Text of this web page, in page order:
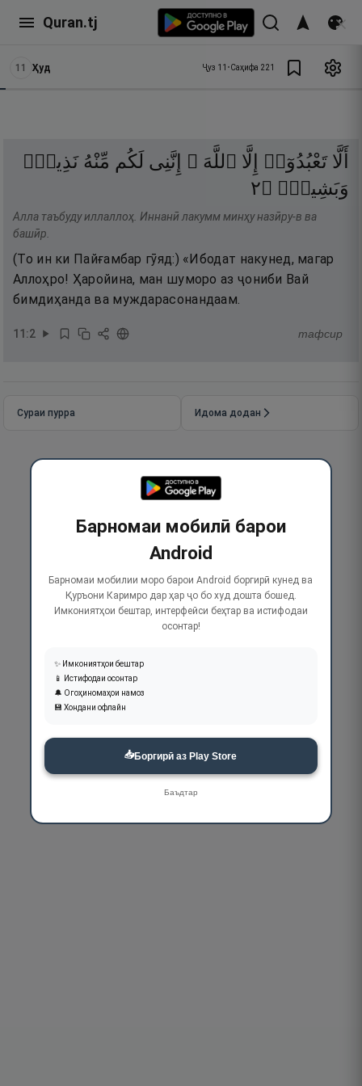
Quran.tj
11 Ҳуд Ҷуз 11 •Саҳифа 221
أَلَّا تَعْبُدُوٓا۟ إِلَّا ٱللَّهَ ۚ إِنَّنِى لَكُم مِّنْهُ نَذِيرٌۭ
وَبَشِيرٌۭ ۝٢
Алла таъбуду иллаллоҳ. Иннанӣ лакумм минҳу назӣру-в ва
башӣр.
(То ин ки Пайғамбар гӯяд:) «Ибодат накунед, магар
Аллоҳро! Ҳаройина, ман шуморо аз ҷониби Вай
бимдиҳанда ва муждарасонандаам.
11:2 тафсир
Сураи пурра Идома додан
Барномаи мобилӣ барои
Android
Барномаи мобилии моро барои Android боргирӣ кунед ва
Қуръони Каримро дар ҳар ҷо бо худ дошта бошед.
Имкониятҳои бештар, интерфейси беҳтар ва истифодаи
осонтар!
✨ Имкониятҳои бештар
📱 Истифодаи осонтар
🔔 Огоҳиномаҳои намоз
💾 Хондани офлайн
📥Боргирӣ аз Play Store
Баъдтар